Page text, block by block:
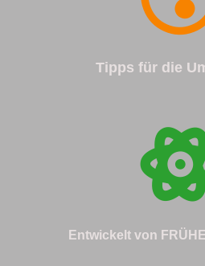
Tipps für die
Entwickelt von